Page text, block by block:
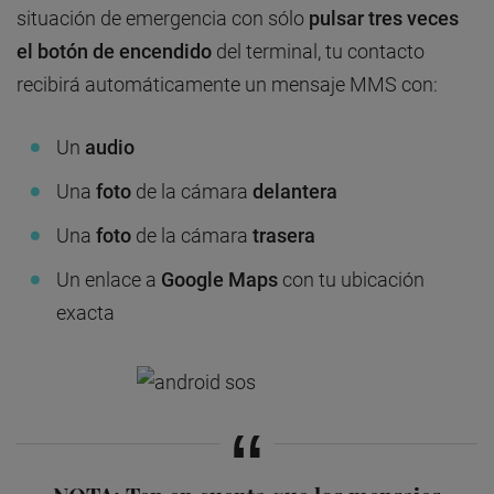
situación de emergencia con sólo pulsar tres veces
el botón de encendido del terminal, tu contacto
recibirá automáticamente un mensaje MMS con:
Un audio
Una foto de la cámara delantera
Una foto de la cámara trasera
Un enlace a Google Maps con tu ubicación
exacta